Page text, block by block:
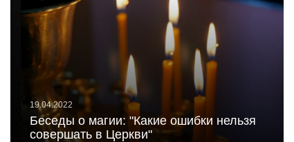
19.04.2022
Беседы о магии: "Какие ошибки нельзя
совершать в Церкви"